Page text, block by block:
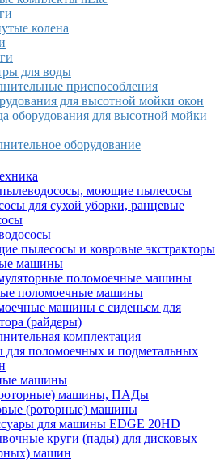
колена
для воды
приспособления
для высотной мойки окон
оборудования для высотной мойки
оборудование
моющие пылесосы
для сухой уборки, ранцевые
пылесосы и ковровые экстракторы
машины
поломоечные машины
поломоечные машины
машины с сиденьем для
(райдеры)
комплектация
для поломоечных и подметальных
машины
машины, ПАДы
(роторные) машины
для машины EDGE 20HD
круги (пады) для дисковых
машин